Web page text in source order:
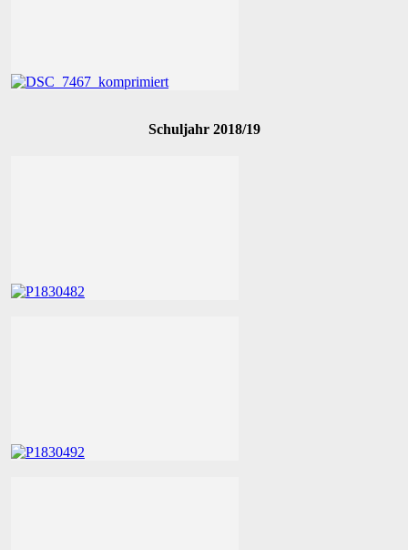
Schuljahr 2018/19